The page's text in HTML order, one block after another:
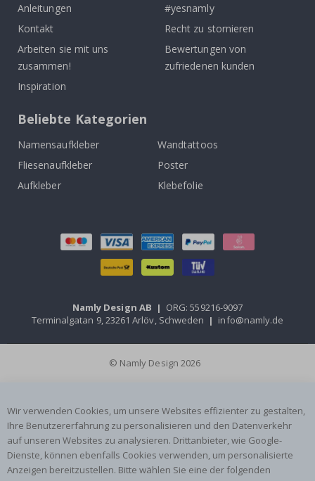
Anleitungen
Kontakt
Arbeiten sie mit uns
zusammen!
Inspiration
#yesnamly
Recht zu stornieren
Bewertungen von
zufriedenen kunden
Beliebte Kategorien
Namensaufkleber
Wandtattoos
Fliesenaufkleber
Poster
Aufkleber
Klebefolie
Namly Design AB | ORG: 559216-9097
Terminalgatan 9, 23261 Arlöv, Schweden | info@namly.de
© Namly Design 2026
Wir verwenden Cookies, um unsere Websites effizienter zu gestalten,
Ihre Benutzererfahrung zu personalisieren und den Datenverkehr
auf unseren Websites zu analysieren. Drittanbieter, wie Google-
Dienste, können ebenfalls Cookies verwenden, um personalisierte
Anzeigen bereitzustellen. Bitte wählen Sie eine der folgenden